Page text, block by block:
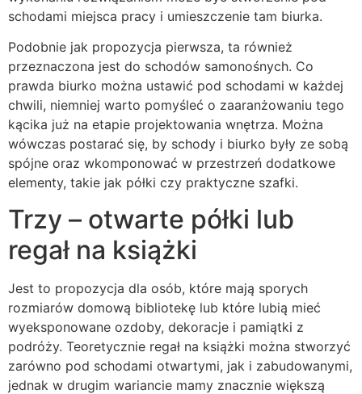
schodami miejsca pracy i umieszczenie tam biurka.
Podobnie jak propozycja pierwsza, ta również
przeznaczona jest do schodów samonośnych. Co
prawda biurko można ustawić pod schodami w każdej
chwili, niemniej warto pomyśleć o zaaranżowaniu tego
kącika już na etapie projektowania wnętrza. Można
wówczas postarać się, by schody i biurko były ze sobą
spójne oraz wkomponować w przestrzeń dodatkowe
elementy, takie jak półki czy praktyczne szafki.
Trzy – otwarte półki lub
regał na książki
Jest to propozycja dla osób, które mają sporych
rozmiarów domową bibliotekę lub które lubią mieć
wyeksponowane ozdoby, dekoracje i pamiątki z
podróży. Teoretycznie regał na książki można stworzyć
zarówno pod schodami otwartymi, jak i zabudowanymi,
jednak w drugim wariancie mamy znacznie większą